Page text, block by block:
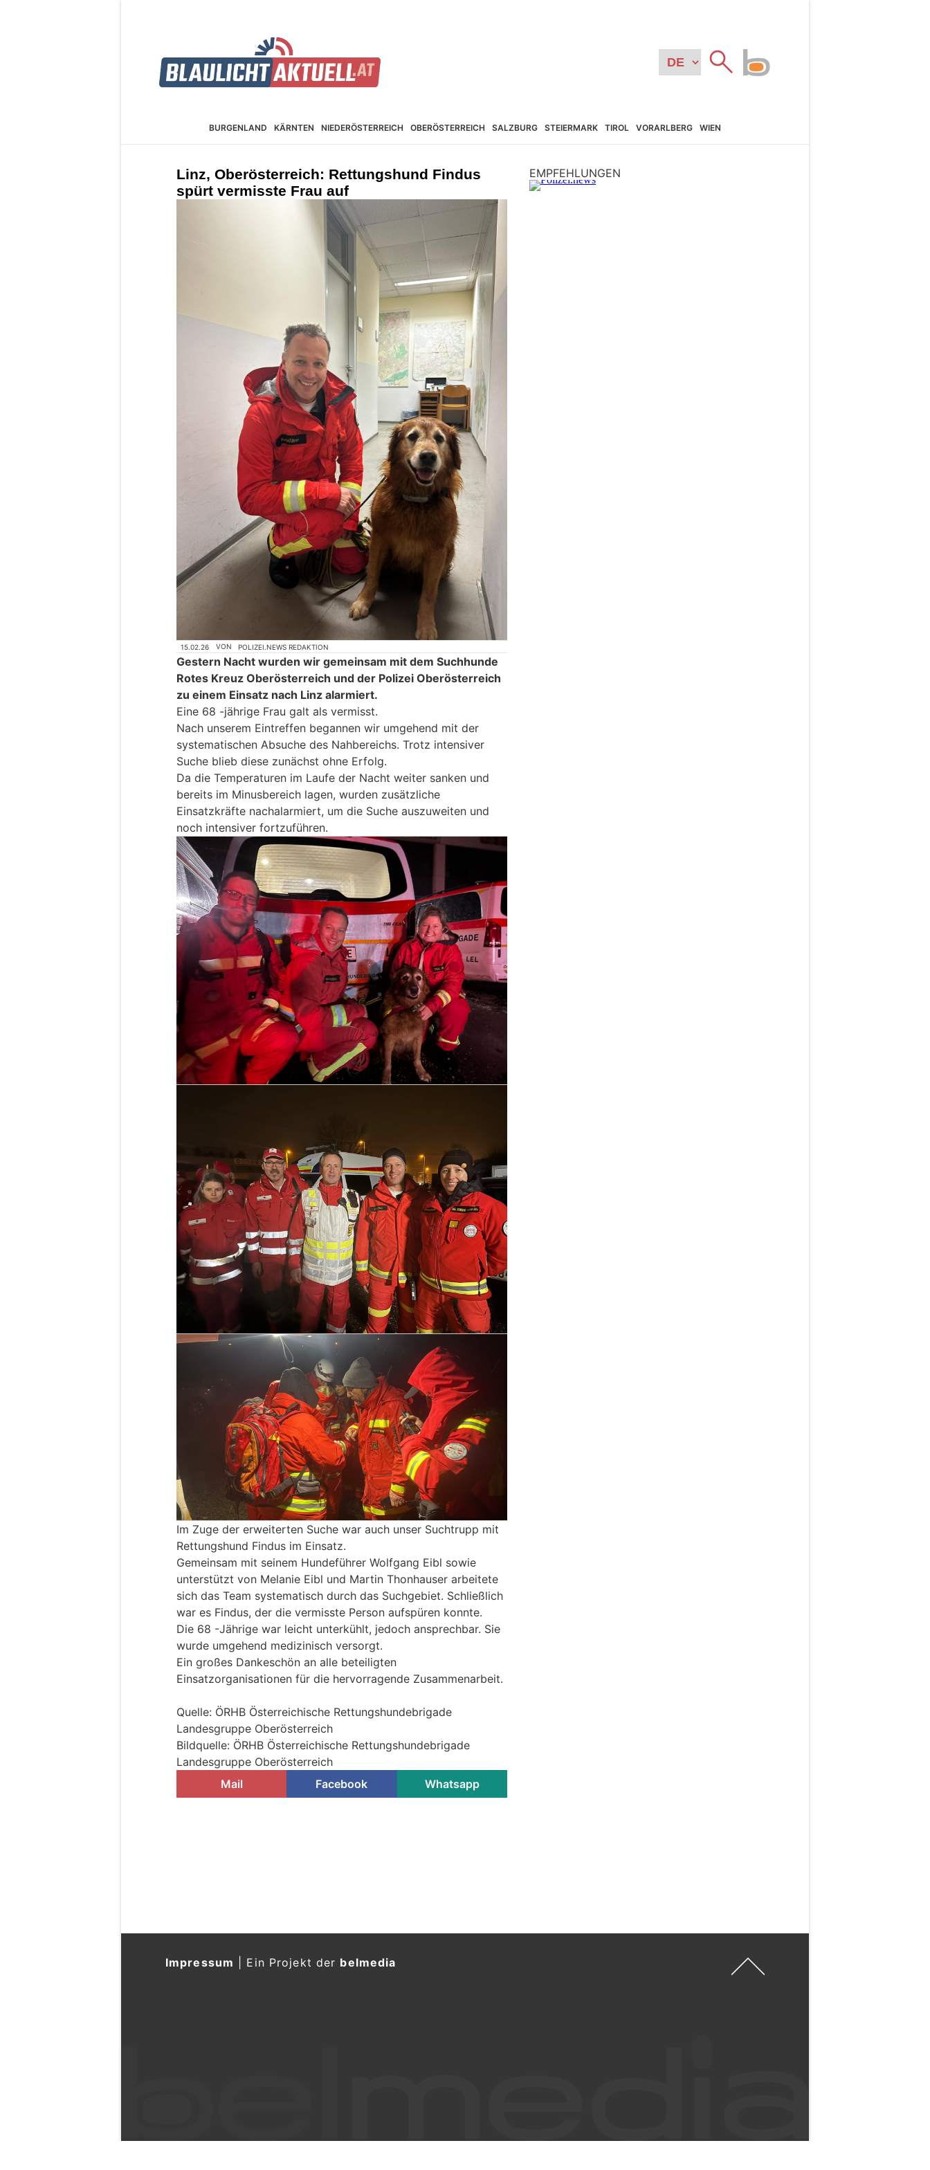
BURGEN­LAND KÄRNTEN NIEDER­ÖSTERREICH OBER­ÖSTERREICH SALZBURG STEIER­MARK TIROL VORARL­BERG WIEN
Linz, Oberösterreich: Rettungshund Findus
spürt vermisste Frau auf
15.02.26 VON POLIZEI.NEWS REDAKTION
Gestern Nacht wurden wir gemeinsam mit dem Suchhunde
Rotes Kreuz Oberösterreich und der Polizei Oberösterreich
zu einem Einsatz nach Linz alarmiert.
Eine 68 -jährige Frau galt als vermisst.
Nach unserem Eintreffen begannen wir umgehend mit der
systematischen Absuche des Nahbereichs. Trotz intensiver
Suche blieb diese zunächst ohne Erfolg.
Da die Temperaturen im Laufe der Nacht weiter sanken und
bereits im Minusbereich lagen, wurden zusätzliche
Einsatzkräfte nachalarmiert, um die Suche auszuweiten und
noch intensiver fortzuführen.
Im Zuge der erweiterten Suche war auch unser Suchtrupp mit
Rettungshund Findus im Einsatz.
Gemeinsam mit seinem Hundeführer Wolfgang Eibl sowie
unterstützt von Melanie Eibl und Martin Thonhauser arbeitete
sich das Team systematisch durch das Suchgebiet. Schließlich
war es Findus, der die vermisste Person aufspüren konnte.
Die 68 -Jährige war leicht unterkühlt, jedoch ansprechbar. Sie
wurde umgehend medizinisch versorgt.
Ein großes Dankeschön an alle beteiligten
Einsatzorganisationen für die hervorragende Zusammenarbeit.
Quelle: ÖRHB Österreichische Rettungshundebrigade
Landesgruppe Oberösterreich
Bildquelle: ÖRHB Österreichische Rettungshundebrigade
Landesgruppe Oberösterreich
Mail
Facebook Whatsapp
EMPFEHLUNGEN
Impressum Ein Projekt der belmedia